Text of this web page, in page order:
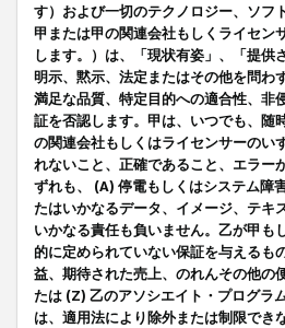
す）および一切のテクノロジー、ソフ
甲または甲の関連会社もしくライセン
します。）は、「現状有姿」、「提
明示、黙示、法定またはその他を問わ
満足な品質、特定目的への適合性、非
証を否認します。甲は、いつでも、随
の関連会社もしくはライセンサーのい
れないこと、正確であること、エラー
ずれも、 (A) 停電もしくはシステム障
たはいかなるデータ、イメージ、テキ
いかなる責任も負いません。乙が甲も
的に定められていない保証を与えるも
益、期待された売上、のれんその他の
たは (Z) 乙のアソシエイト・プログラ
は、適用法により除外または制限でき